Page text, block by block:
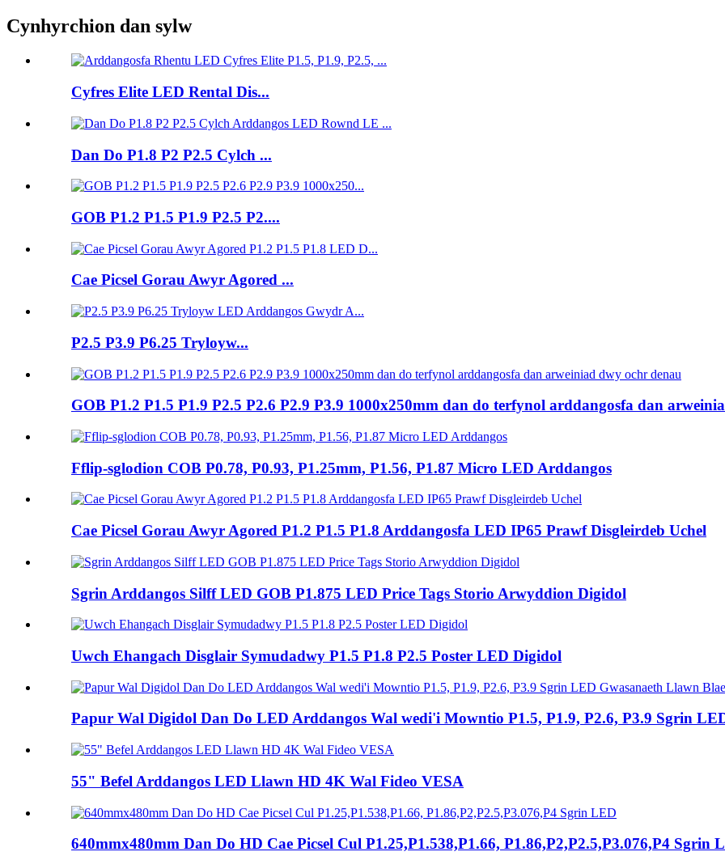
Cynhyrchion dan sylw
Cyfres Elite LED Rental Dis...
Dan Do P1.8 P2 P2.5 Cylch ...
GOB P1.2 P1.5 P1.9 P2.5 P2....
Cae Picsel Gorau Awyr Agored ...
P2.5 P3.9 P6.25 Tryloyw...
GOB P1.2 P1.5 P1.9 P2.5 P2.6 P2.9 P3.9 1000x250mm dan do terfynol arddangosfa dan
Fflip-sglodion COB P0.78, P0.93, P1.25mm, P1.56, P1.87 Micro LED Arddangos
Cae Picsel Gorau Awyr Agored P1.2 P1.5 P1.8 Arddangosfa LED IP65 Prawf Disgleirdeb Uchel
Sgrin Arddangos Silff LED GOB P1.875 LED Price Tags Storio Arwyddion Digidol
Uwch Ehangach Disglair Symudadwy P1.5 P1.8 P2.5 Poster LED Digidol
Papur Wal Digidol Dan Do LED Arddangos Wal wedi'i Mowntio P1.5, P1.9, P2.6, P3.9 Sgrin
55" Befel Arddangos LED Llawn HD 4K Wal Fideo VESA
640mmx480mm Dan Do HD Cae Picsel Cul P1.25,P1.538,P1.66, P1.86,P2,P2.5,P3.076,P4 Sgrin